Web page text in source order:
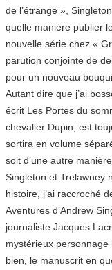
de l’étrange »,
quelle manière publier
nouvelle série chez «
parution conjointe de
pour un nouveau
Autant dire que j’ai
écrit Les Portes du
chevalier Dupin, est
sortira en volume
soit d’une autre
Singleton et Trelawney
histoire, j’ai raccroché
Aventures d’Andrew
journaliste Jacques
mystérieux
bien, le manuscrit en